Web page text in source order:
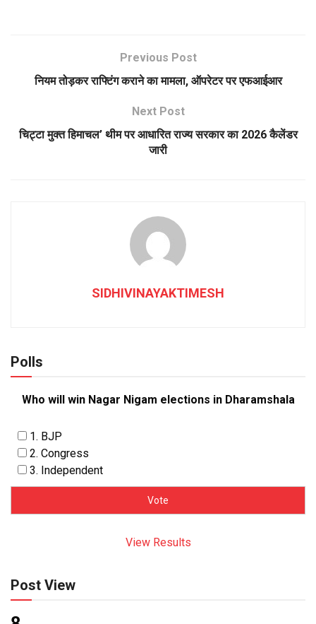
Previous Post
नियम तोड़कर राफ्टिंग कराने का मामला, ऑपरेटर पर एफआईआर
Next Post
चिट्टा मुक्त हिमाचल’ थीम पर आधारित राज्य सरकार का 2026 कैलेंडर
जारी
SIDHIVINAYAKTIMESH
Polls
Who will win Nagar Nigam elections in Dharamshala
1. BJP
2. Congress
3. Independent
View Results
Post View